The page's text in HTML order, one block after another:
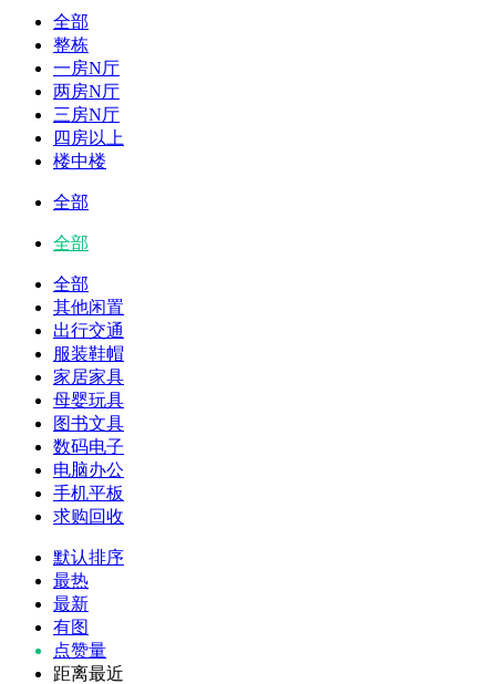
全部
整栋
一房N厅
两房N厅
三房N厅
四房以上
楼中楼
全部
全部
全部
其他闲置
出行交通
服装鞋帽
家居家具
母婴玩具
图书文具
数码电子
电脑办公
手机平板
求购回收
默认排序
最热
最新
有图
点赞量
距离最近